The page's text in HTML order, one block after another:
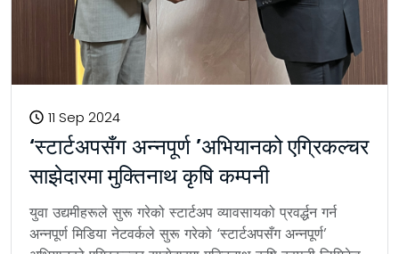
11 Sep 2024
‘स्टार्टअपसँग अन्नपूर्ण ’अभियानको एग्रिकल्चर
साझेदारमा मुक्तिनाथ कृषि कम्पनी
युवा उद्यमीहरूले सुरू गरेको स्टार्टअप व्यावसायको प्रवर्द्धन गर्न
अन्नपूर्ण मिडिया नेटवर्कले सुरू गरेको ‘स्टार्टअपसँग अन्नपूर्ण’